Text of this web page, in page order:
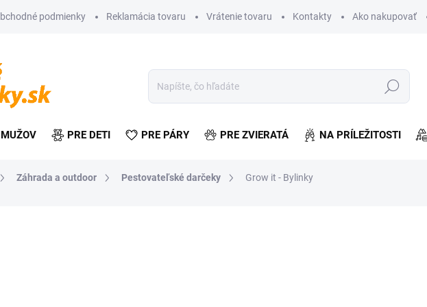
podmienky Reklamácia tovaru Vrátenie tovaru Kontakty Ako nakupovať
Hľadať
PRE DETI PRE PÁRY PRE ZVIERATÁ NA PRÍLEŽITOSTI
Záhrada a outdoor Pestovateľské darčeky Grow it - Bylinky